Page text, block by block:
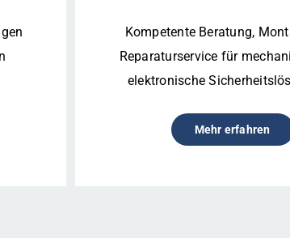
Kompetente Beratung,
Reparaturservice für
elektronische
Mehr erfahren